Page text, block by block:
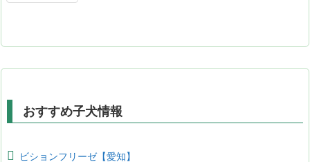
おすすめ子犬情報
ビションフリーゼ【愛知】